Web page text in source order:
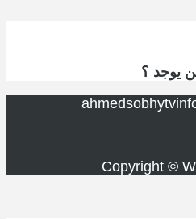
يوجد ؟
Copyright ©